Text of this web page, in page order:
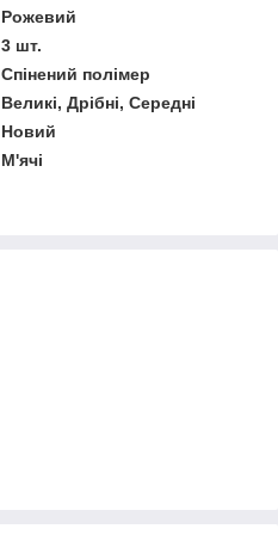
Рожевий
3 шт.
Спінений полімер
Великі, Дрібні, Середні
Новий
М'ячі